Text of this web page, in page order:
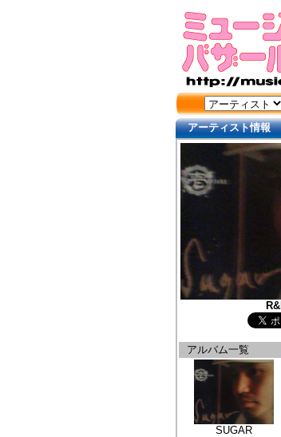
アーティスト情報
アルバム一覧
SUGAR